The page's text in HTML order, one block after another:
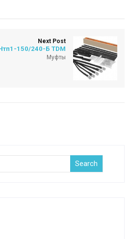
Next Post
150/240-Б TDM
Муфты